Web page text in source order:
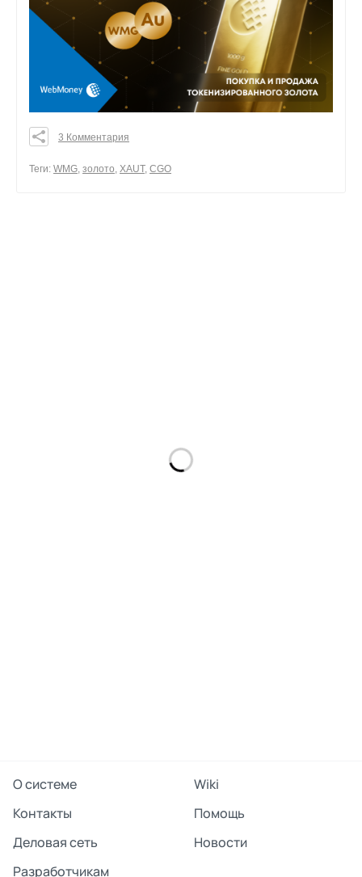
0
3 Комментария
Теги: WMG, золото, XAUT, CGO
О системе
Wiki
Контакты
Помощь
Деловая сеть
Новости
Разработчикам